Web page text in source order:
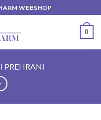
WEBSHOP
0
PREHRANI